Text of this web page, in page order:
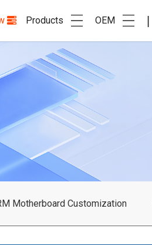
Products OEM
Motherboard Customization